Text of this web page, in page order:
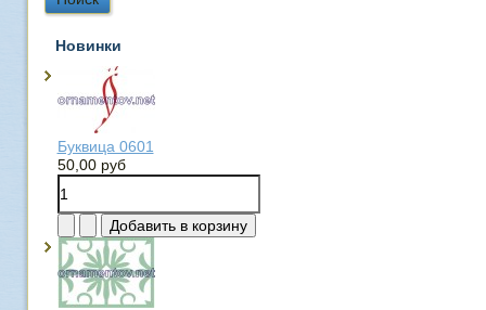
Новинки
Буквица 0601
50,00 руб